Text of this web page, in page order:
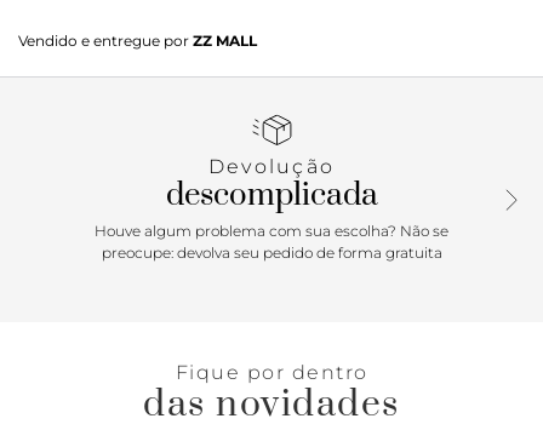
em fachete, ponta fina e biqueira em metal. Traz cabedal
ajustado ao pé e fecho em zíper na lateral interna do cano.
Vendido e entregue por ZZ MALL
Devolução
descomplicada
Houve algum problema com sua escolha? Não se
preocupe: devolva seu pedido de forma gratuita
Fique por dentro
das novidades